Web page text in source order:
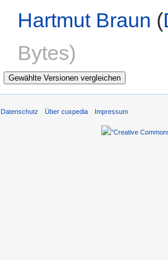
Hartmut Braun (
Bytes)
Datenschutz Über cuxpedia Impressum